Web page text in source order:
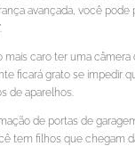
avançada, você pode
mais caro ter uma câmera
ficará grato se impedir
de aparelhos.
de portas de
tem filhos que chegam